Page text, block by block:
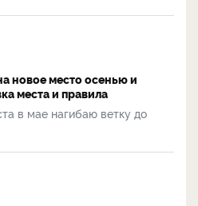
новое место осенью и
места и правила
в мае нагибаю ветку до